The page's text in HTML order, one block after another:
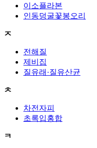
이소플라본
인동덩굴꽃봉오리
ㅈ
전해질
제비집
질유래·질유산균
ㅊ
차전자피
초록입홍합
ㅋ